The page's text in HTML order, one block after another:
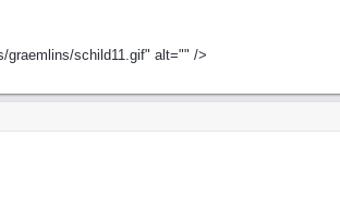
graemlins/schild11.gif" alt="" />